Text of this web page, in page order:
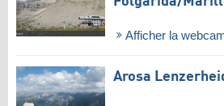
Afficher la
Arosa